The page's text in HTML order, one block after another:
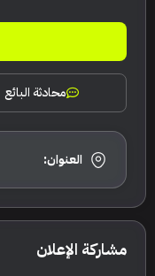
محادثة البائع
العنوان:
مشاركة الإعلان